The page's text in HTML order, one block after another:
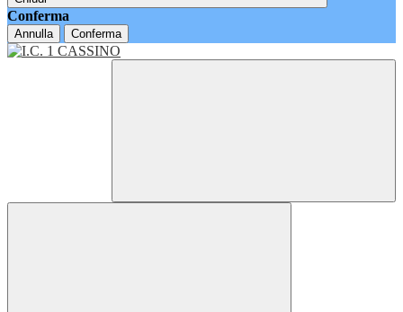
Conferma
Annulla Conferma